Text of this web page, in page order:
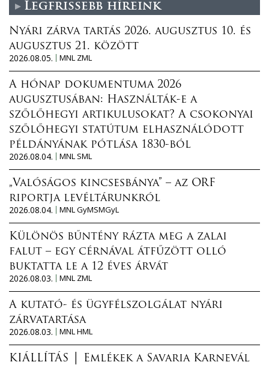
Legfrissebb híreink
Nyári zárva tartás 2026. augusztus 10. és
augusztus 21. között
2026.08.05.
MNL ZML
A hónap dokumentuma 2026
augusztusában: Használták-e a
szőlőhegyi artikulusokat? A csokonyai
szőlőhegyi statútum elhasználódott
példányának pótlása 1830-ból
2026.08.04.
MNL SML
„Valóságos kincsesbánya” – az ORF
riportja levéltárunkról
2026.08.04.
MNL GyMSMGyL
Különös bűntény rázta meg a zalai
falut – egy cérnával átfűzött olló
buktatta le a 12 éves árvát
2026.08.03.
MNL ZML
A kutató- és ügyfélszolgálat nyári
zárvatartása
2026.08.03.
MNL HML
KIÁLLÍTÁS │ Emlékek a Savaria Karnevál